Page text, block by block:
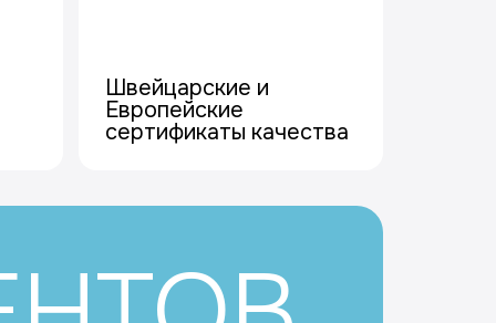
Швейцарские и
Европейские
сертификаты качества